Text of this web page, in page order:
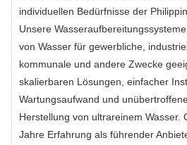
individuellen Bedürfnisse der
Unsere
von Wasser für gewerbliche,
kommunale und andere Zwecke
skalierbaren Lösungen, einfacher
Wartungsaufwand und
Herstellung von ultrareinem Wasser.
Jahre Erfahrung als führender